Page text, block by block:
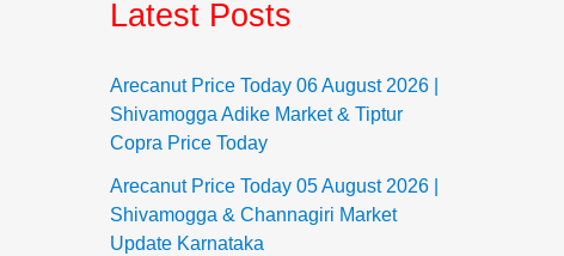
Latest Posts
Arecanut Price Today 06 August 2026 |
Shivamogga Adike Market & Tiptur
Copra Price Today
Arecanut Price Today 05 August 2026 |
Shivamogga & Channagiri Market
Update Karnataka